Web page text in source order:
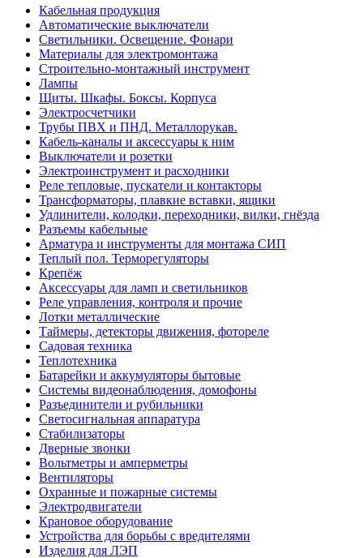
Кабельная продукция
Автоматические выключатели
Светильники. Освещение. Фонари
Материалы для электромонтажа
Строительно-монтажный инструмент
Лампы
Щиты. Шкафы. Боксы. Корпуса
Электросчетчики
Трубы ПВХ и ПНД. Металлорукав.
Кабель-каналы и аксессуары к ним
Выключатели и розетки
Электроинструмент и расходники
Реле тепловые, пускатели и контакторы
Трансформаторы, плавкие вставки, ящики
Удлинители, колодки, переходники, вилки, гнёзда
Разъемы кабельные
Арматура и инструменты для монтажа СИП
Теплый пол. Терморегуляторы
Крепёж
Аксессуары для ламп и светильников
Реле управления, контроля и прочие
Лотки металлические
Таймеры, детекторы движения, фотореле
Садовая техника
Теплотехника
Батарейки и аккумуляторы бытовые
Системы видеонаблюдения, домофоны
Разъединители и рубильники
Светосигнальная аппаратура
Стабилизаторы
Дверные звонки
Вольтметры и амперметры
Вентиляторы
Охранные и пожарные системы
Электродвигатели
Крановое оборудование
Устройства для борьбы с вредителями
Изделия для ЛЭП